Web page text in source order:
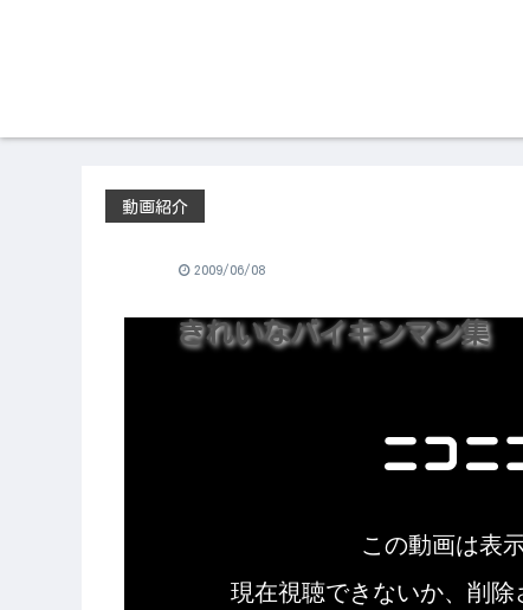
きれいなバイキンマン集
動画紹介
2009/06/08